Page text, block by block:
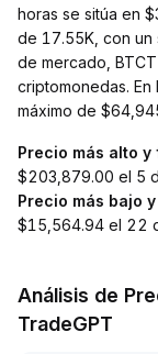
horas se sitúa en
de 17.55K, con un
de mercado,
criptomonedas. En
máximo de
Precio más alto y
$203,879.00 el 5
Precio más bajo
$15,564.94 el 22
Análisis de
TradeGPT